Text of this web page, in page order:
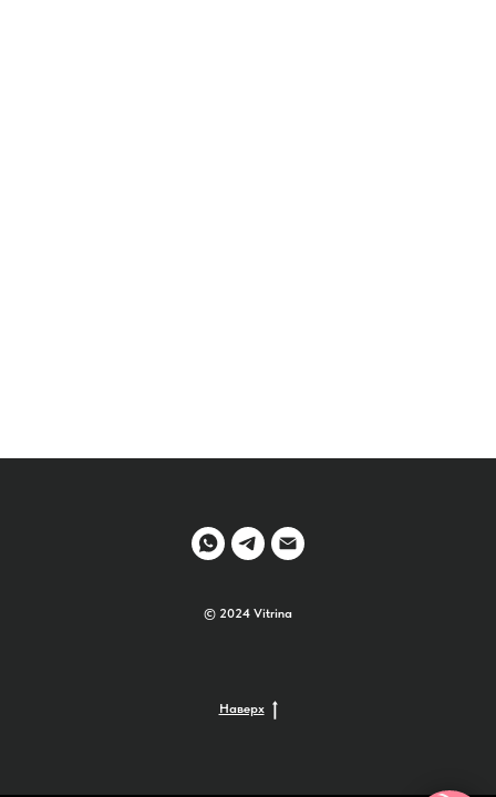
© 2024 Vitrina
Наверх